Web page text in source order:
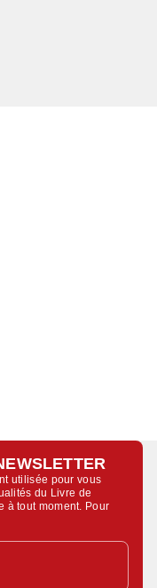
utilisée pour vous
du Livre de
à tout moment. Pour